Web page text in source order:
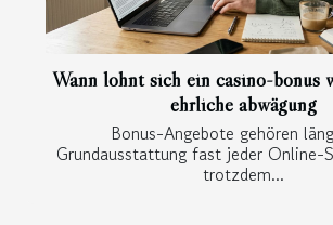
Wann lohnt sich ein casino-bonus
ehrliche abwägung
Bonus-Angebote gehören
Grundausstattung fast jeder Online-
trotzdem...